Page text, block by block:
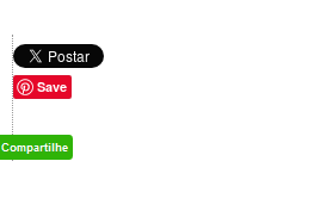
Save